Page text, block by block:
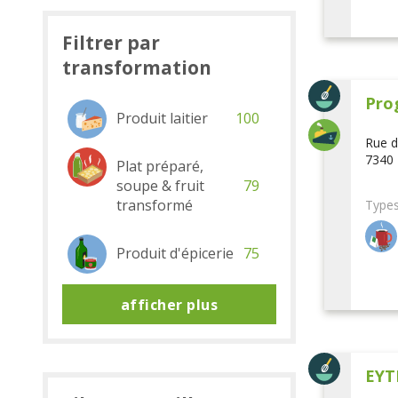
Rue
7340
Filtrer par
transformation
Produit laitier 100
Plat préparé,
soupe & fruit
transformé
79
Produit d'épicerie 75
afficher plus